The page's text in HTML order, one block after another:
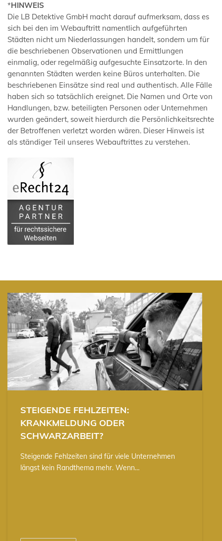
*HINWEIS
Die LB Detektive GmbH macht darauf aufmerksam, dass es
sich bei den im Webauftritt namentlich aufgeführten
Städten nicht um Niederlassungen handelt, sondern um für
die beschriebenen Observationen und Ermittlungen
einmalig, oder regelmäßig aufgesuchte Einsatzorte. In den
genannten Städten werden keine Büros unterhalten. Die
beschriebenen Einsätze sind real und authentisch. Alle Fälle
haben sich so tatsächlich ereignet. Die Namen und Orte von
Handlungen, bzw. beteiligten Personen oder Unternehmen
wurden geändert, soweit hierdurch die Persönlichkeitsrechte
der Betroffenen verletzt worden wären. Dieser Hinweis ist
als ständiger Teil unseres Webauftrittes zu verstehen.
STEIGENDE FEHLZEITEN:
KRANKMELDUNG ODER
SCHWARZARBEIT?
Steigende Fehlzeiten sind für viele Unternehmen
längst kein Randthema mehr. Wenn…